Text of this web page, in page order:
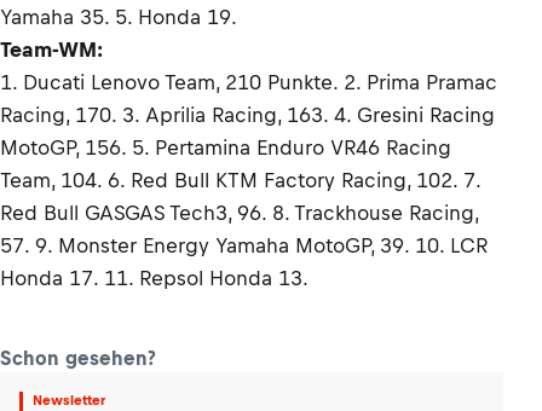
Yamaha 35. 5. Honda 19.
Team-WM:
1. Ducati Lenovo Team, 210 Punkte. 2. Prima Pramac
Racing, 170. 3. Aprilia Racing, 163. 4. Gresini Racing
MotoGP, 156. 5. Pertamina Enduro VR46 Racing
Team, 104. 6. Red Bull KTM Factory Racing, 102. 7.
Red Bull GASGAS Tech3, 96. 8. Trackhouse Racing,
57. 9. Monster Energy Yamaha MotoGP, 39. 10. LCR
Honda 17. 11. Repsol Honda 13.
Schon gesehen?
Newsletter